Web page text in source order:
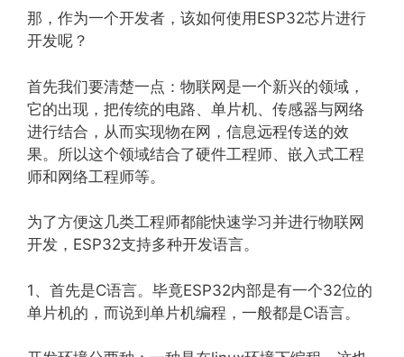
那，作为一个开发者，该如何使用ESP32芯片进行
开发呢？
首先我们要清楚一点：物联网是一个新兴的领域，
它的出现，把传统的电路、单片机、传感器与网络
进行结合，从而实现物在网，信息远程传送的效
果。所以这个领域结合了硬件工程师、嵌入式工程
师和网络工程师等。
为了方便这几类工程师都能快速学习并进行物联网
开发，ESP32支持多种开发语言。
1、首先是C语言。毕竟ESP32内部是有一个32位的
单片机的，而说到单片机编程，一般都是C语言。